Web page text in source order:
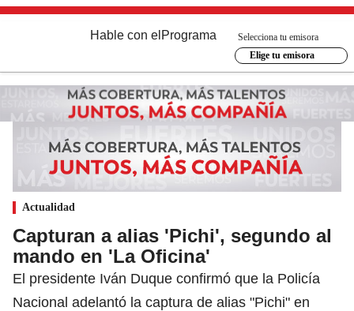
Hable con el Programa
Selecciona tu emisora
Elige tu emisora
Actualidad
Capturan a alias 'Pichi', segundo al
mando en 'La Oficina'
El presidente Iván Duque confirmó que la Policía
Nacional adelantó la captura de alias "Pichi" en